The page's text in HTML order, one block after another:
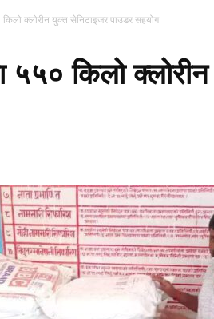
किलो क्लोरीन युक्त सेनिटाइजर पाउडर सहयोग
५५० किलो